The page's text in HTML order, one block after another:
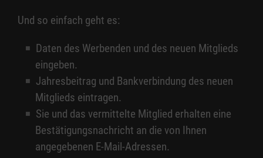
Und so einfach geht es:
Daten des Werbenden und des neuen Mitglieds
eingeben.
Jahresbeitrag und Bankverbindung des neuen
Mitglieds eintragen.
Sie und das vermittelte Mitglied erhalten eine
Bestätigungsnachricht an die von Ihnen
angegebenen E-Mail-Adressen.